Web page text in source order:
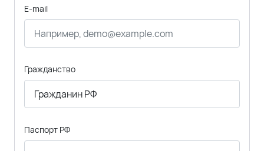
E-mail
Гражданство
Паспорт РФ